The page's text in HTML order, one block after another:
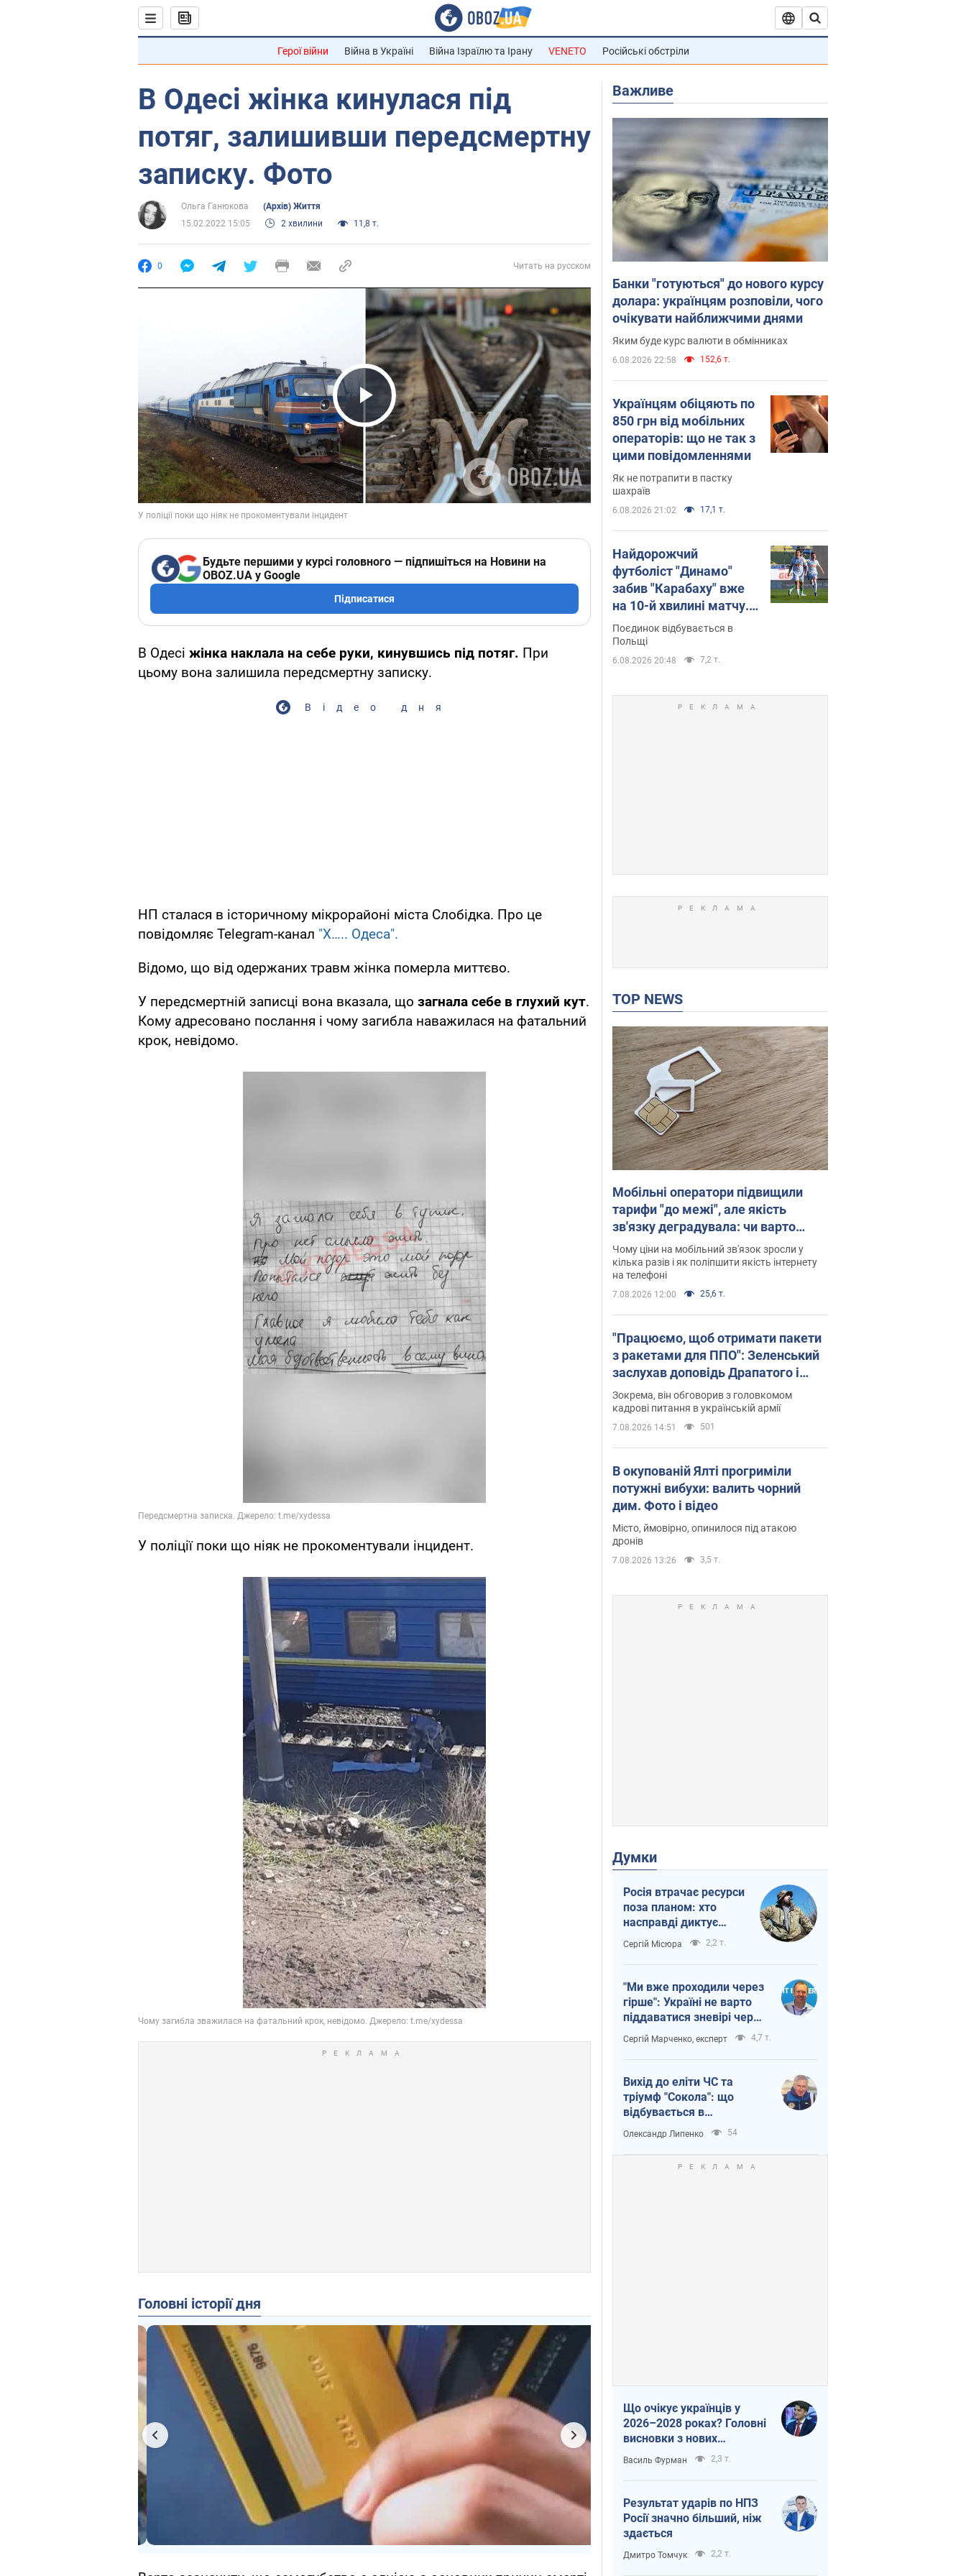
Герої війни Війна в Україні Війна Ізраїлю та Ірану VENETO Російські обстріли
В Одесі жінка кинулася під
потяг, залишивши передсмертну
записку. Фото
Ольга Ганюкова
(Архів) Життя
15.02.2022 15:05
2 хвилини 11,8 т.
0 Читать на русском
Play Video
Будьте першими у курсі головного — підпишіться на Новини на
OBOZ.UA у Google
Підписатися
В Одесі жінка наклала на себе руки, кинувшись під потяг. При
цьому вона залишила передсмертну записку.
Відео дня
НП сталася в історичному мікрорайоні міста Слобідка. Про це
повідомляє Telegram-канал "Х….. Одеса".
Відомо, що від одержаних травм жінка померла миттєво.
У передсмертній записці вона вказала, що загнала себе в глухий кут.
Кому адресовано послання і чому загибла наважилася на фатальний
крок, невідомо.
У поліції поки що ніяк не прокоментували інцидент.
Головні історії дня
Важливе
Банки "готуються" до нового курсу
долара: українцям розповіли, чого
очікувати найближчими днями
Яким буде курс валюти в обмінниках
6.08.2026 22:58 152,6 т.
Українцям обіцяють по
850 грн від мобільних
операторів: що не так з
цими повідомленнями
Як не потрапити в пастку
шахраїв
6.08.2026 21:02 17,1 т.
Найдорожчий
футболіст "Динамо"
забив "Карабаху" вже
на 10-й хвилині матчу.
Відео
Поєдинок відбувається в
Польщі
6.08.2026 20:48 7,2 т.
TOP NEWS
Мобільні оператори підвищили
тарифи "до межі", але якість
зв'язку деградувала: чи варто
скаржитись на ціни
Чому ціни на мобільний зв'язок зросли у
кілька разів і як поліпшити якість інтернету
на телефоні
7.08.2026 12:00 25,6 т.
"Працюємо, щоб отримати пакети
з ракетами для ППО": Зеленський
заслухав доповідь Драпатого і
анонсував нові кроки
Зокрема, він обговорив з головкомом
кадрові питання в українській армії
7.08.2026 14:51 501
В окупованій Ялті прогриміли
потужні вибухи: валить чорний
дим. Фото і відео
Місто, ймовірно, опинилося під атакою
дронів
7.08.2026 13:26 3,5 т.
Думки
Росія втрачає ресурси
поза планом: хто
насправді диктує
темп війни
Сергій Місюра 2,2 т.
"Ми вже проходили через
гірше": Україні не варто
піддаватися зневірі через
ракетний терор
Сергій Марченко, експерт 4,7 т.
Вихід до еліти ЧС та
тріумф "Сокола": що
відбувається в
українському хокеї
Олександр Липенко 54
Що очікує українців у
2026–2028 роках? Головні
висновки з нових
прогнозів від НБУ
Василь Фурман 2,3 т.
Результат ударів по НПЗ
Росії значно більший, ніж
здається
Дмитро Томчук 2,2 т.